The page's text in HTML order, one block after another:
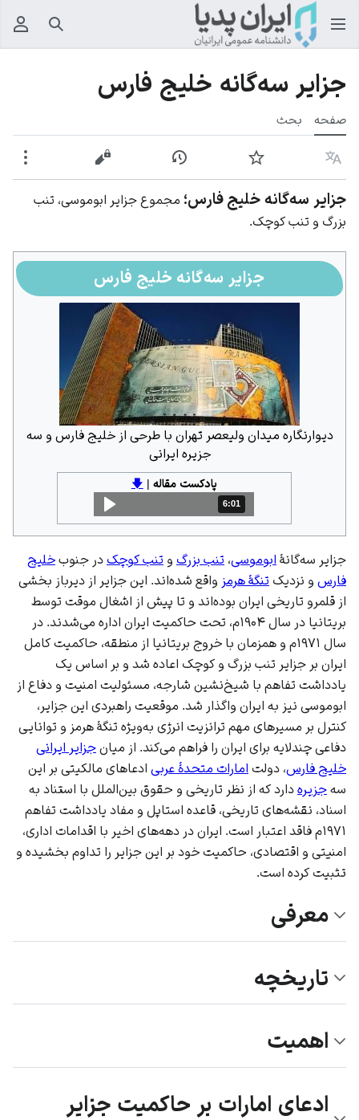
جستجو
جزایر سه‌گانه خلیج فارس
صفحه بحث
زبان پیگیری نمایش تاریخچهنمایش مبدأ
جزایر سه‌گانه خلیج فارس؛ مجموع جزایر ابوموسی، تنب
بزرگ و تنب کوچک.
جزایر سه‌گانه خلیج فارس
دیوارنگاره میدان ولیعصر تهران با طرحی از خلیج فارس و سه
جزیره ایرانی
پادکست مقاله |
🡇
مدت: 6 دقیقه و 1 ثانیه
6:01
جزایر سه‌گانهٔ ابوموسی، تنب بزرگ و تنب کوچک در جنوب خلیج
فارس و نزدیک تنگهٔ هرمز واقع شده‌اند. این جزایر از دیرباز بخشی
از قلمرو تاریخی ایران بوده‌اند و تا پیش از اشغال موقت توسط
بریتانیا
در سال ۱۹۰۴م، تحت حاکمیت ایران اداره می‌شدند. در
سال ۱۹۷۱م و همزمان با خروج بریتانیا از منطقه، حاکمیت کامل
ایران بر جزایر تنب بزرگ و کوچک اعاده شد و بر اساس یک
یادداشت تفاهم با شیخ‌نشین شارجه، مسئولیت امنیت و دفاع از
ابوموسی نیز به ایران واگذار شد. موقعیت راهبردی این جزایر،
کنترل بر مسیرهای مهم ترانزیت انرژی به‌ویژه تنگهٔ هرمز و توانایی
دفاعی چندلایه برای ایران را فراهم می‌کند. از میان جزایر ایرانی
خلیج فارس، دولت امارات متحدهٔ عربی ادعاهای مالکیتی بر این
سه جزیره دارد که از نظر تاریخی و حقوق بین‌الملل با استناد به
اسناد، نقشه‌های تاریخی، قاعده استاپل و مفاد یادداشت تفاهم
۱۹۷۱م فاقد اعتبار است. ایران در دهه‌های اخیر با اقدامات اداری،
امنیتی و اقتصادی، حاکمیت خود بر این جزایر را تداوم بخشیده و
تثبیت کرده است.
معرفی
تاریخچه
اهمیت
ادعای امارات بر حاکمیت جزایر